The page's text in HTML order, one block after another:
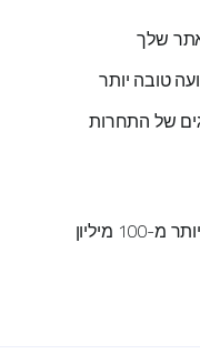
שלך
טובה יותר
של התחרות
מיליון